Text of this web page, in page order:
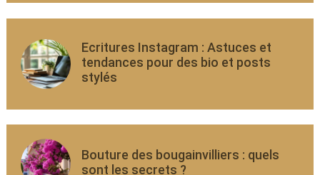
Ecritures Instagram : Astuces et
tendances pour des bio et posts
stylés
Bouture des bougainvilliers : quels
sont les secrets ?